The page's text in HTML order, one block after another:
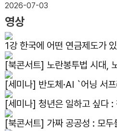
2026-07-03
영상
1강 한국에 어떤 연금제도가 있나?
[북콘서트] 노란봉투법 시대,
[세미나] 반도체·AI `어닝 서
[세미나] 청년은 일하고 싶다
[북콘서트] 가짜 공공성 : 모